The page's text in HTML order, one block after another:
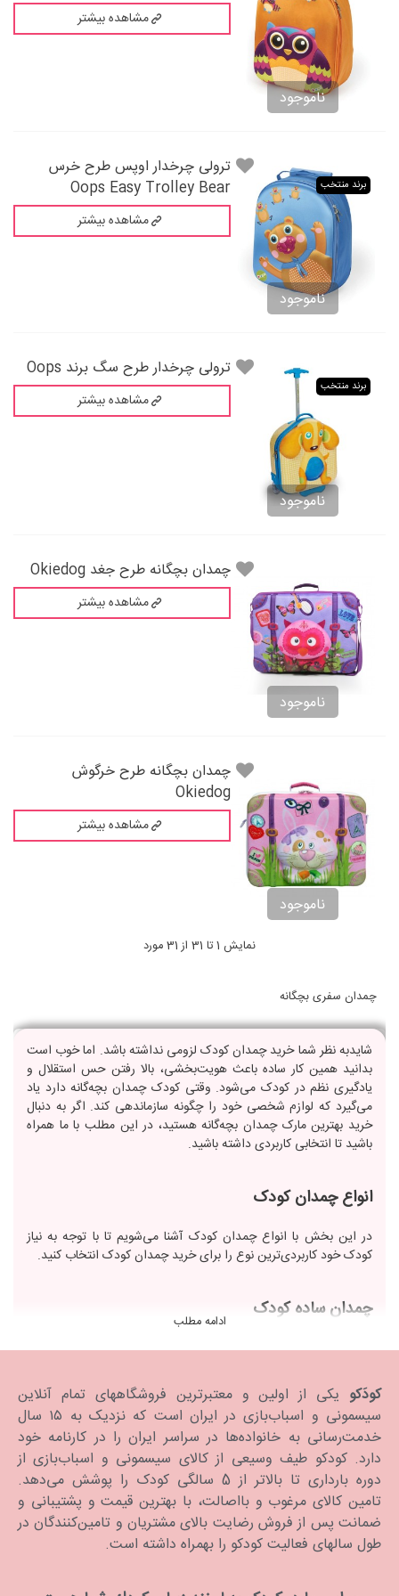
ناموجود
مشاهده بیشتر
برند منتخب
ناموجود
ترولی چرخدار اوپس طرح خرس
Oops Easy Trolley Bear
مشاهده بیشتر
برند منتخب
ناموجود
ترولی چرخدار طرح سگ برند Oops
مشاهده بیشتر
ناموجود
چمدان بچگانه طرح جغد Okiedog
مشاهده بیشتر
ناموجود
چمدان بچگانه طرح خرگوش
Okiedog
مشاهده بیشتر
نمایش 1 تا 31 از 31 مورد
چمدان سفری بچگانه
شایدبه نظر شما خرید چمدان کودک لزومی نداشته باشد. اما خوب است
بدانید همین کار ساده باعث هویت‌بخشی، بالا رفتن حس استقلال و
یادگیری نظم در کودک می‌شود. وقتی کودک چمدان بچه‌گانه دارد یاد
می‌گیرد که لوازم شخصی خود را چگونه سازماندهی کند. اگر به دنبال
خرید بهترین مارک چمدان بچه‌گانه هستید، در این مطلب با ما همراه
باشید تا انتخابی کاربردی داشته باشید.
انواع چمدان کودک
در این بخش با انواع چمدان کودک آشنا می‌شویم تا با توجه به نیاز
کودک خود کاربردی‌ترین نوع را برای خرید چمدان کودک انتخاب کنید.
چمدان ساده کودک
تفاوت اصلی چمدان ساده کودک با چمدان بزرگسال در سایز و طرح روی
می‌کنند. پسربچه‌ها معمولا علاقه زیادی به قهرمان انیمیشن‌ها دارند. یک
چمدان کودک با طرح قهرمان می‌تواند کودک را برای جمع‌آوری و نظم
دادن لوازم شخصی در چمدانش مشتاق کند.
چمدان ساده کودک دسته بلند یا کوتاه دارد. این محصول معمولا
چرخ‌دار است. این نوع چمدان در سایزهای مختلفی طراحی می‌شود که
با توجه به نیاز کودک باید انتخاب کنید. یکی از مدل‌های چمدان که سایز
کوچک‌تری نسبت به چمدان رایج دارد و دسته بلندی برای حمل دارد در
بازار با عنوان ترولی کودک معروف است. مزیت این محصول این است
که کودکان معمولا خودشان تمایل دارند ترولی را جابه‌جا کنند. این
محصول نه تنها در سفر بلکه برای رفتن به مدرسه نیز استفاده می‌شود.
ادامه مطلب
کودَکو یکی از اولین و معتبرترین فروشگاههای تمام آنلاین
سیسمونی و اسباب‌بازی در ایران است که نزدیک به ۱۵ سال
خدمت‌رسانی به خانواده‌ها در سراسر ایران را در کارنامه خود
دارد. كودكو طیف وسیعی از کالای سیسمونی و اسباب‌بازی از
دوره بارداری تا بالاتر از 5 سالگی کودک را پوشش می‌دهد.
تامین کالای مرغوب و بااصالت، با بهترین قیمت و پشتیبانی و
ضمانت پس از فروش رضایت بالای مشتریان و تامین‌کنندگان در
طول سالهای فعالیت کودکو را بهمراه داشته است.